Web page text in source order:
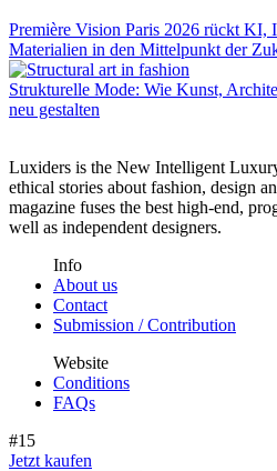
Première Vision Paris 2026 rückt KI,
Materialien in den Mittelpunkt der
Strukturelle Mode: Wie Kunst,
neu gestalten
Luxiders is the New Intelligent
ethical stories about fashion, design
magazine fuses the best high-end,
well as independent designers.
Info
About us
Contact
Submission / Contribution
Website
Conditions
FAQs
#15
Jetzt kaufen